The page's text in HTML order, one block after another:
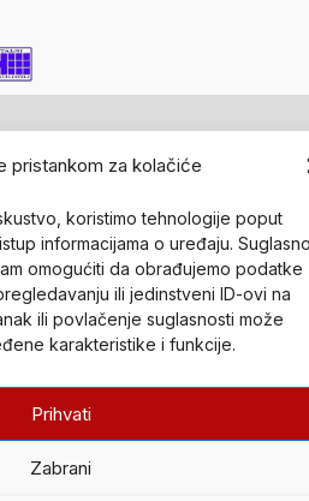
pristankom za kolačiće
koristimo tehnologije poput
informacijama o uređaju.
omogućiti da obrađujemo podatke
ili jedinstveni ID-ovi na
ili povlačenje suglasnosti može
karakteristike i funkcije.
Prihvati
Zabrani